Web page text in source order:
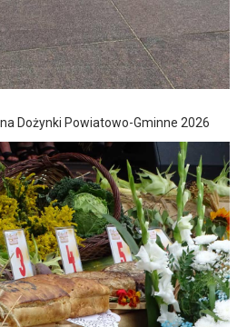
Dożynki Powiatowo-Gminne 2026